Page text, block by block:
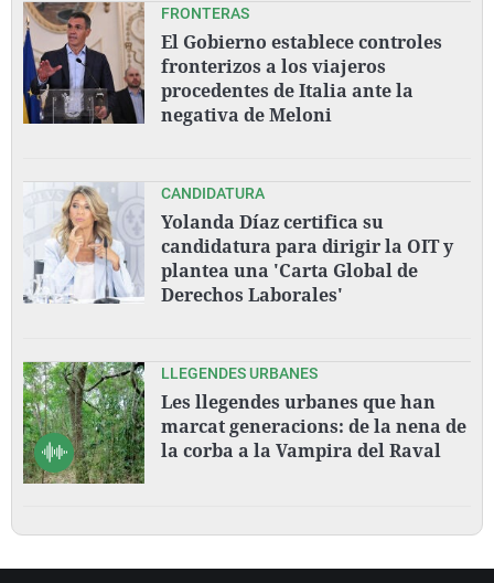
FRONTERAS
El Gobierno establece controles
fronterizos a los viajeros
procedentes de Italia ante la
negativa de Meloni
CANDIDATURA
Yolanda Díaz certifica su
candidatura para dirigir la OIT y
plantea una 'Carta Global de
Derechos Laborales'
LLEGENDES URBANES
Les llegendes urbanes que han
marcat generacions: de la nena de
la corba a la Vampira del Raval